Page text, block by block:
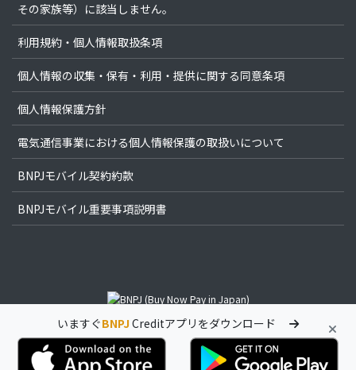
いますぐBNPJCreditアプリをダウンロード
その家族等）に該当しません。
利用規約・個人情報取扱条項
個人情報の収集・保有・利用・提供に関する同意条項
個人情報保護方針
電気通信事業における個人情報保護の取扱いについて
BNPJモバイル契約約款
BNPJモバイル重要事項説明書
© Copyright 2022 - 3PLATZ株式会社（サンプラッツ株式会社）